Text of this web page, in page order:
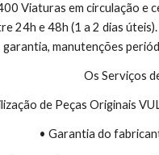
Viaturas em circulação e
24h e 48h (1 a 2 dias
garantia, manutenções
Os Serviços
de Peças Originais
• Garantia do